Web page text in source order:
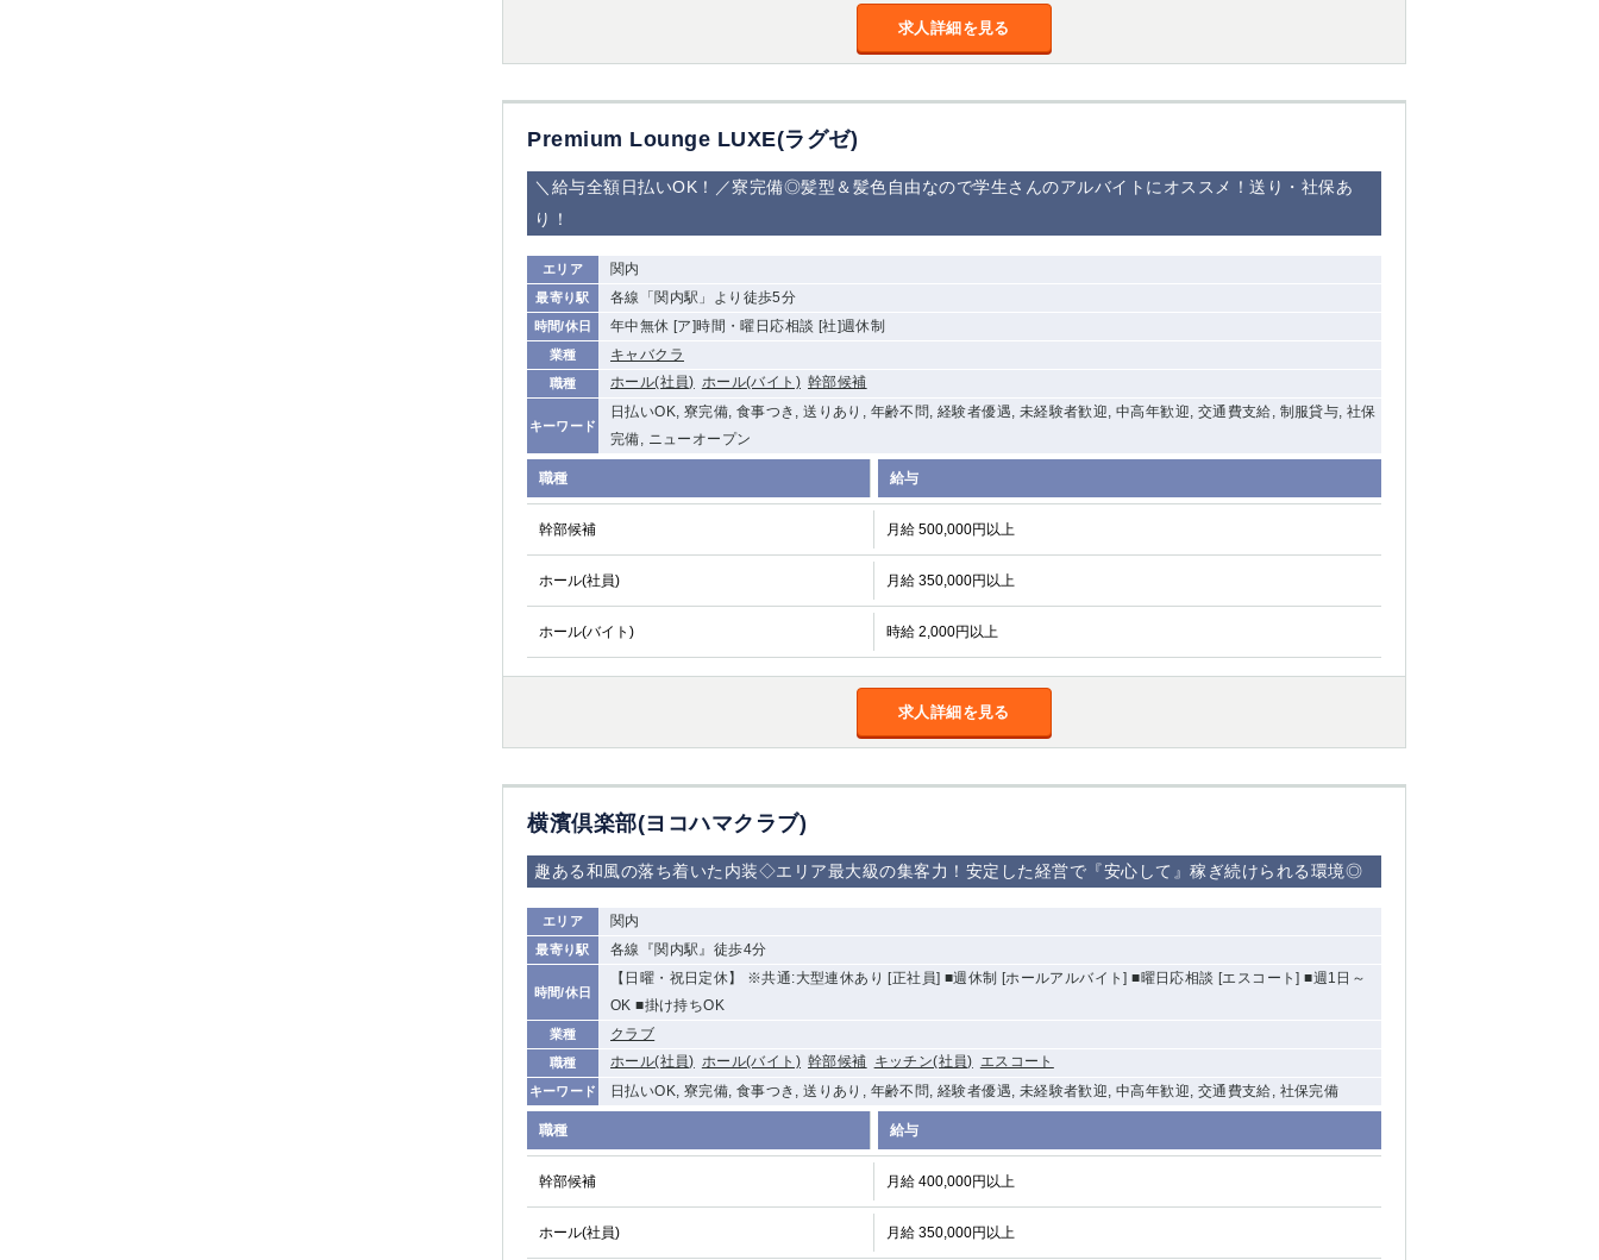
求人詳細を見る
Premium Lounge LUXE(ラグゼ)
＼給与全額日払いOK！／寮完備◎髪型＆髪色自由なので学生さんのアルバイトにオススメ！送り・社保あ
り！
エリア 関内
最寄り駅 各線「関内駅」より徒歩5分
時間/休日 年中無休 [ア]時間・曜日応相談 [社]週休制
業種 キャバクラ
職種 ホール(社員) ホール(バイト) 幹部候補
キーワード
日払いOK, 寮完備, 食事つき, 送りあり, 年齢不問, 経験者優遇, 未経験者歓迎, 中高年歓迎, 交通費支給, 制服貸与, 社保
完備, ニューオープン
職種 給与
幹部候補 月給 500,000円以上
ホール(社員) 月給 350,000円以上
ホール(バイト) 時給 2,000円以上
求人詳細を見る
横濱倶楽部(ヨコハマクラブ)
趣ある和風の落ち着いた内装◇エリア最大級の集客力！安定した経営で『安心して』稼ぎ続けられる環境◎
エリア 関内
最寄り駅 各線『関内駅』徒歩4分
時間/休日
【日曜・祝日定休】 ※共通:大型連休あり [正社員] ■週休制 [ホールアルバイト] ■曜日応相談 [エスコート] ■週1日～
OK ■掛け持ちOK
業種 クラブ
職種 ホール(社員) ホール(バイト) 幹部候補 キッチン(社員) エスコート
キーワード 日払いOK, 寮完備, 食事つき, 送りあり, 年齢不問, 経験者優遇, 未経験者歓迎, 中高年歓迎, 交通費支給, 社保完備
職種 給与
幹部候補 月給 400,000円以上
ホール(社員) 月給 350,000円以上